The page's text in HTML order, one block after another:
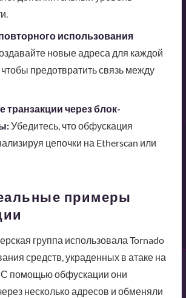
использования
новые адреса для каждой
предотвратить связь между
транзакции через блок-
Убедитесь, что обфускация
цепочки на Etherscan или
примеры
группа использовала Tornado
средств, украденных в атаке на
С помощью обфускации они
несколько адресов и обменяли